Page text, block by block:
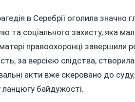
в Серебрії оголила
та соціального захисту, яка
правоохоронці завершили
за версією слідства,
акти вже скеровано до
байдужості.